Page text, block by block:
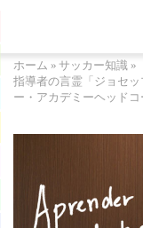
ホーム » サッカー知識 »
指導者の言霊「ジョセ
ー・アカデミーヘッドコ